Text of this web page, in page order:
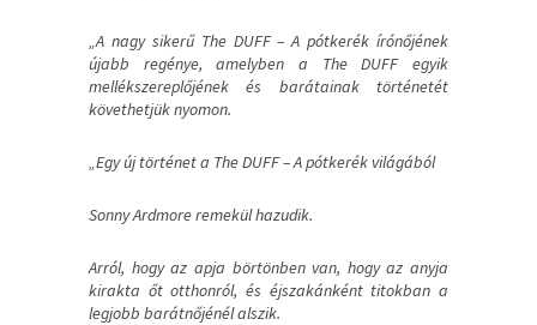
„A nagy sikerű The DUFF – A pótkerék írónőjének
újabb regénye, amelyben a The DUFF egyik
mellékszereplőjének és barátainak történetét
követhetjük nyomon.
„Egy új történet a The DUFF – A pótkerék világából
Sonny Ardmore remekül hazudik.
Arról, hogy az apja börtönben van, hogy az anyja
kirakta őt otthonról, és éjszakánként titokban a
legjobb barátnőjénél alszik.